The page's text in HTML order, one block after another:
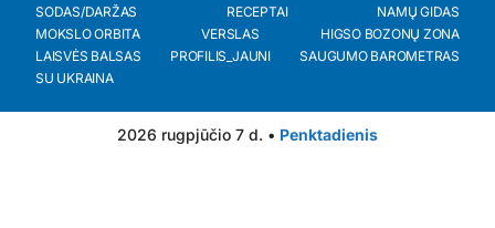
SODAS/DARŽAS
RECEPTAI
NAMŲ GIDAS
MOKSLO ORBITA
VERSLAS
HIGSO BOZONŲ ZONA
LAISVĖS BALSAS
PROFILIS_JAUNI
SAUGUMO BAROMETRAS
SU UKRAINA
2026 rugpjūčio 7 d. • Penktadienis